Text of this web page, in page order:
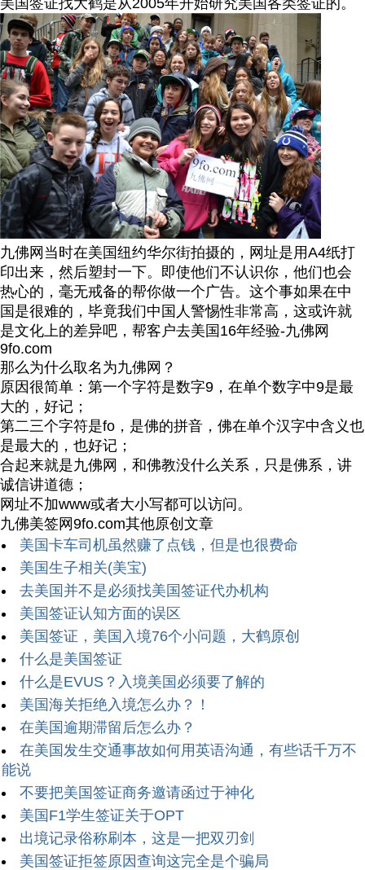
九佛网当时在美国纽约华尔街拍摄的，网址是用A4纸打
印出来，然后塑封一下。即使他们不认识你，他们也会
热心的，毫无戒备的帮你做一个广告。这个事如果在中
国是很难的，毕竟我们中国人警惕性非常高，这或许就
是文化上的差异吧，帮客户去美国16年经验-九佛网
9fo.com
那么为什么取名为九佛网？
原因很简单：第一个字符是数字9，在单个数字中9是最
大的，好记；
第二三个字符是fo，是佛的拼音，佛在单个汉字中含义也
是最大的，也好记；
合起来就是九佛网，和佛教没什么关系，只是佛系，讲
诚信讲道德；
网址不加www或者大小写都可以访问。
九佛美签网9fo.com其他原创文章
美国卡车司机虽然赚了点钱，但是也很费命
美国生子相关(美宝)
去美国并不是必须找美国签证代办机构
美国签证认知方面的误区
美国签证，美国入境76个小问题，大鹤原创
什么是美国签证
什么是EVUS？入境美国必须要了解的
美国海关拒绝入境怎么办？！
在美国逾期滞留后怎么办？
在美国发生交通事故如何用英语沟通，有些话千万不
能说
不要把美国签证商务邀请函过于神化
美国F1学生签证关于OPT
出境记录俗称刷本，这是一把双刃剑
美国签证拒签原因查询这完全是个骗局